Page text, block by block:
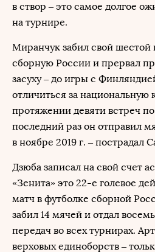
в створ – это самое долгое
на турнире.
Миранчук забил свой шестой
сборную России и прервал
засуху – до игры с
отличиться за национальную
протяжении девяти встреч
последний раз он отправил
в ноябре 2019 г. – пострадал
Дзюба записал на свой счет
«Зенита» это 22-е голевое
матч в футболке сборной
забил 14 мячей и отдал
передач во всех турнирах.
верховых единоборств –